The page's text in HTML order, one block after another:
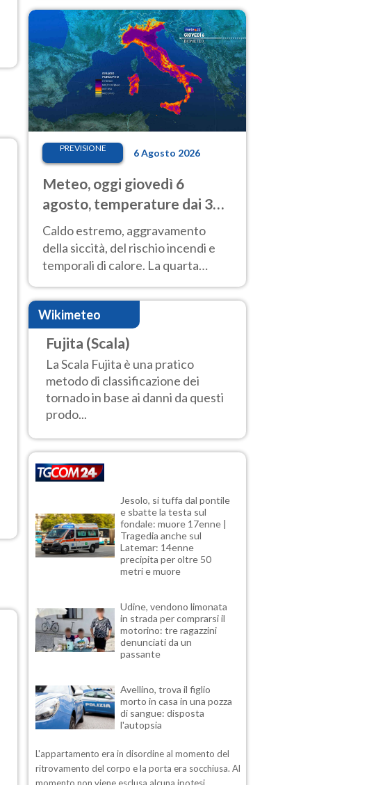
Nord.
PREVISIONE 6 Agosto 2026
Meteo, oggi giovedì 6
agosto, temperature dai 33
ai 40 gradi
Caldo estremo, aggravamento
della siccità, del rischio incendi e
temporali di calore. La quarta
intensa ondata di calore non dà
tregua e durerà fino Ferragosto
Wikimeteo
Fujita (Scala)
La Scala Fujita è una pratico
metodo di classificazione dei
tornado in base ai danni da questi
prodo...
Jesolo, si tuffa dal pontile
e sbatte la testa sul
fondale: muore 17enne |
Tragedia anche sul
Latemar: 14enne
precipita per oltre 50
metri e muore
Udine, vendono limonata
in strada per comprarsi il
motorino: tre ragazzini
denunciati da un
passante
Avellino, trova il figlio
morto in casa in una pozza
di sangue: disposta
l'autopsia
L'appartamento era in disordine al momento del
ritrovamento del corpo e la porta era socchiusa. Al